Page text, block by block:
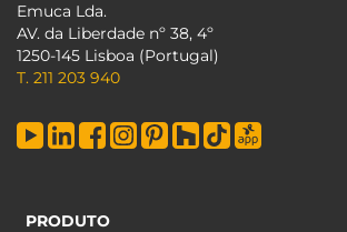
Emuca Lda.
AV. da Liberdade nº 38, 4º
1250-145 Lisboa (Portugal)
T. 211 203 940
PRODUTO